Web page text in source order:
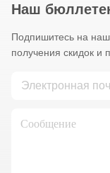
Наш
Подпишитесь на
получения скидок и